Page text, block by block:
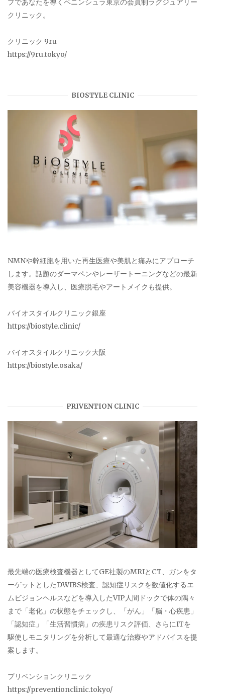
プであなたを導くペニンシュラ東京の会員制ラグジュアリー
クリニック。
クリニック 9ru
https://9ru.tokyo/
BIOSTYLE CLINIC
NMNや幹細胞を用いた再生医療や美肌と痛みにアプローチ
します。話題のダーマペンやレーザートーニングなどの最新
美容機器を導入し、医療脱毛やアートメイクも提供。
バイオスタイルクリニック銀座
https://biostyle.clinic/
バイオスタイルクリニック大阪
https://biostyle.osaka/
PRIVENTION CLINIC
最先端の医療検査機器としてGE社製のMRIとCT、ガンをタ
ーゲットとしたDWIBS検査、認知症リスクを数値化するエ
ムビジョンヘルスなどを導入したVIP人間ドックで体の隅々
まで「老化」の状態をチェックし、「がん」「脳・心疾患」
「認知症」「生活習慣病」の疾患リスク評価、さらにITを
駆使しモニタリングを分析して最適な治療やアドバイスを提
案します。
プリベンションクリニック
https://preventionclinic.tokyo/